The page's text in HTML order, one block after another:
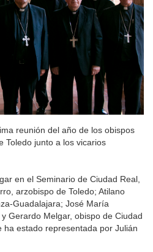
reunión del año de los obispos
Toledo junto a los vicarios
en el Seminario de Ciudad Real,
arzobispo de Toledo; Atilano
Guadalajara; José María
Gerardo Melgar, obispo de Ciudad
ha estado representada por Julián